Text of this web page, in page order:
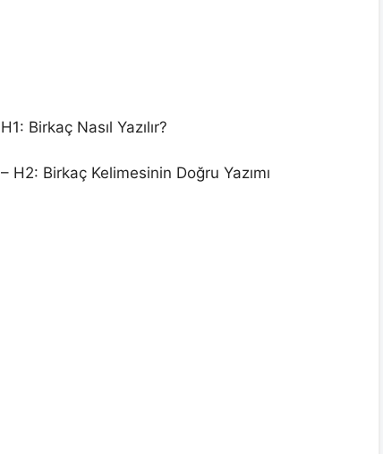
H1: Birkaç Nasıl Yazılır?
– H2: Birkaç Kelimesinin Doğru Yazımı